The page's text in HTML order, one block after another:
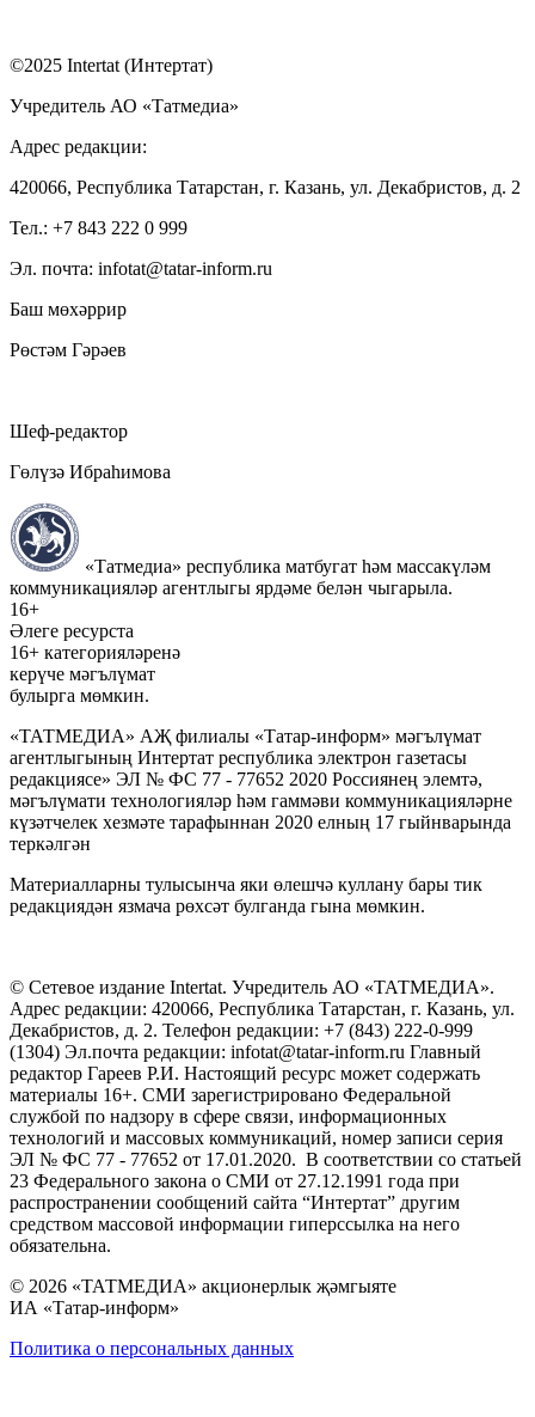
©2025 Intertat (Интертат)
Учредитель АО «Татмедиа»
Адрес редакции:
420066, Республика Татарстан, г. Казань, ул. Декабристов, д. 2
Тел.: +7 843 222 0 999
Эл. почта: infotat@tatar-inform.ru
Баш мөхәррир
Рөстәм Гәрәев
Шеф-редактор
Гөлүзә Ибраһимова
«Татмедиа» республика матбугат һәм массакүләм
коммуникацияләр агентлыгы ярдәме белән чыгарыла.
16+
Әлеге ресурста
16+ категорияләренә
керүче мәгълүмат
булырга мөмкин.
«ТАТМЕДИА» АҖ филиалы «Татар-информ» мәгълүмат
агентлыгының Интертат республика электрон газетасы
редакциясе» ЭЛ № ФС 77 - 77652 2020 Россиянең элемтә,
мәгълүмати технологияләр һәм гаммәви коммуникацияләрне
күзәтчелек хезмәте тарафыннан 2020 елның 17 гыйнварында
теркәлгән
Материалларны тулысынча яки өлешчә куллану бары тик
редакциядән язмача рөхсәт булганда гына мөмкин.
© Сетевое издание Intertat. Учредитель АО «ТАТМЕДИА».
Адрес редакции: 420066, Республика Татарстан, г. Казань, ул.
Декабристов, д. 2. Телефон редакции: +7 (843) 222-0-999
(1304) Эл.почта редакции: infotat@tatar-inform.ru Главный
редактор Гареев Р.И. Настоящий ресурс может содержать
материалы 16+. СМИ зарегистрировано Федеральной
службой по надзору в сфере связи, информационных
технологий и массовых коммуникаций, номер записи серия
ЭЛ № ФС 77 - 77652 от 17.01.2020. В соответствии со статьей
23 Федерального закона о СМИ от 27.12.1991 года при
распространении сообщений сайта “Интертат” другим
средством массовой информации гиперссылка на него
обязательна.
© 2026 «ТАТМЕДИА» акционерлык җәмгыяте
ИА «Татар-информ»
Политика о персональных данных